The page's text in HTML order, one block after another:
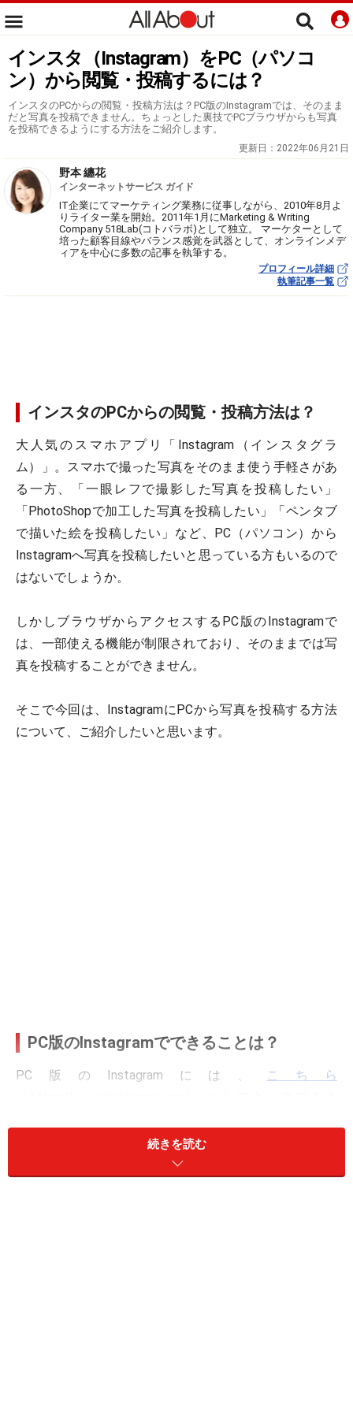
インスタ（Instagram）をPC（パソコ
ン）から閲覧・投稿するには？
インスタのPCからの閲覧・投稿方法は？PC版のInstagramでは、そのまま
だと写真を投稿できません。ちょっとした裏技でPCブラウザからも写真
を投稿できるようにする方法をご紹介します。
更新日： 2022年06月21日
野本 纏花
インターネットサービス ガイド
IT企業にてマーケティング業務に従事しながら、2010年8月よ
りライター業を開始。2011年1月にMarketing & Writing
Company 518Lab(コトバラボ)として独立。 マーケターとして
培った顧客目線やバランス感覚を武器として、オンラインメデ
ィアを中心に多数の記事を執筆する。
プロフィール詳細
執筆記事一覧
インスタのPCからの閲覧・投稿方法は？
大人気のスマホアプリ「Instagram（インスタグラ
ム）」。スマホで撮った写真をそのまま使う手軽さがあ
る一方、「一眼レフで撮影した写真を投稿したい」
「PhotoShopで加工した写真を投稿したい」「ペンタブ
で描いた絵を投稿したい」など、PC（パソコン）から
Instagramへ写真を投稿したいと思っている方もいるので
はないでしょうか。
しかしブラウザからアクセスするPC版のInstagramで
は、一部使える機能が制限されており、そのままでは写
真を投稿することができません。
そこで今回は、InstagramにPCから写真を投稿する方法
について、ご紹介したいと思います。
PC版のInstagramでできることは？
PC版のInstagramには、 こちら
続きを読む